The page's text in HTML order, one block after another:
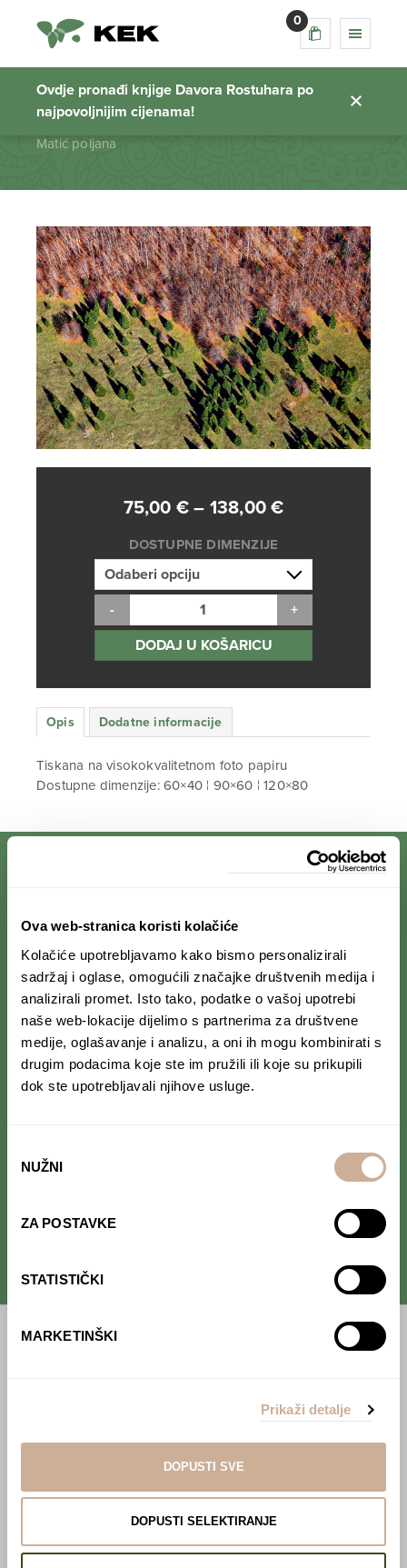
Ova web-stranica koristi kolačiće
Kolačiće upotrebljavamo kako bismo personalizirali
sadržaj i oglase, omogućili značajke društvenih medija i
analizirali promet. Isto tako, podatke o vašoj upotrebi
naše web-lokacije dijelimo s partnerima za društvene
medije, oglašavanje i analizu, a oni ih mogu kombinirati s
drugim podacima koje ste im pružili ili koje su prikupili
dok ste upotrebljavali njihove usluge.
pristanka
NUŽNI
ZA POSTAVKE
STATISTIČKI
MARKETINŠKI
Prikaži detalje
DOPUSTI SVE
DOPUSTI SELEKTIRANJE
0
Ovdje pronađi knjige Davora Rostuhara po
najpovoljnijim cijenama!
Matić poljana
Početna stranica
Matić poljana
75,00 € – 138,00€Raspon
od
75,00 €
do
DOSTUPNE DIMENZIJE
DODAJ U KOŠARICU
Opis Dodatne informacije
Tiskana na visokokvalitetnom foto papiru
Dostupne dimenzije: 60×40 ¦ 90×60 ¦ 120×80
Prihvaćam da se moji podaci spremaju u bazu
podataka i koriste u svrhu slanja KEK
newslettera
reportaže i fotke. Budi uvijek u toku i
Webshop
O nama
Učlani se u KEK!